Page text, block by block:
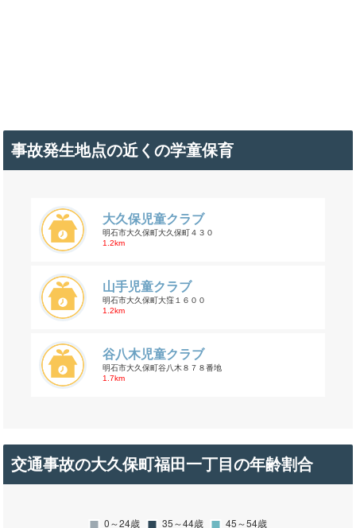
事故発生地点の近くの学童保育
大久保児童クラブ
明石市大久保町大久保町４３０
1.2km
山手児童クラブ
明石市大久保町大窪１６００
1.2km
谷八木児童クラブ
明石市大久保町谷八木８７８番地
1.7km
交通事故の大久保町福田一丁目の年齢割合